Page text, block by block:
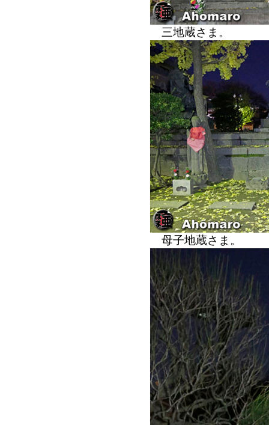
三地蔵さま。
母子地蔵さま。